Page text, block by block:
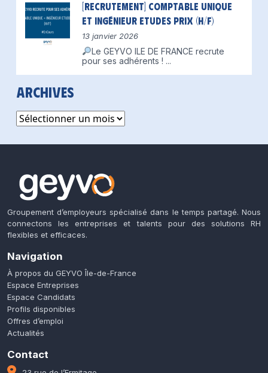
[Recrutement] Comptable unique
et Ingénieur Etudes Prix (H/F)
13 janvier 2026
Le GEYVO ILE DE FRANCE recrute
pour ses adhérents ! ...
Archives
Archives
Groupement d’employeurs spécialisé dans le temps partagé. Nous
connectons les entreprises et talents pour des solutions RH
flexibles et efficaces.
Navigation
À propos du GEYVO Île-de-France
Espace Entreprises
Espace Candidats
Profils disponibles
Offres d’emploi
Actualités
Contact